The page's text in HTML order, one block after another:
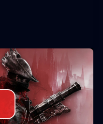
la
PS5
puede ejecutar